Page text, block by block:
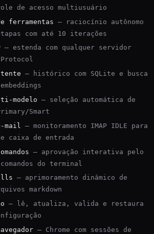
de acesso multiusuário
ferramentas — raciocínio autônomo
com até 10 iterações
— estenda com qualquer servidor
— histórico com SQLite e busca
modelo — seleção automática de
Smart
mail
— monitoramento IMAP IDLE para
caixa de entrada
— aprovação interativa pelo
do terminal
— aprimoramento dinâmico de
markdown
— lê, atualiza, valida e restaura
— Chrome com sessões de